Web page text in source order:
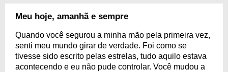
Meu hoje, amanhã e sempre
Quando você segurou a minha mão pela primeira vez,
senti meu mundo girar de verdade. Foi como se
tivesse sido escrito pelas estrelas, tudo aquilo estava
acontecendo e eu não pude controlar. Você mudou a